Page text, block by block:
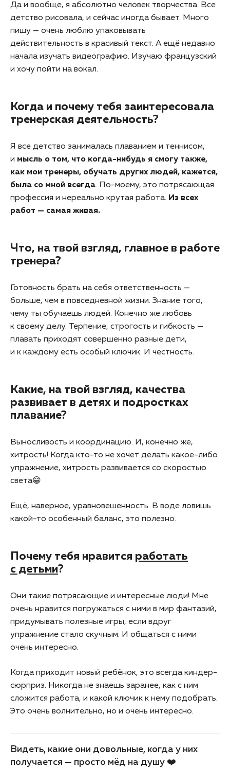
Да и вообще, я абсолютно человек творчества. Все
детство рисовала, и сейчас иногда бывает. Много
пишу — очень люблю упаковывать
действительность в красивый текст. А ещё недавно
начала изучать видеографию. Изучаю французский
и хочу пойти на вокал.
Когда и почему тебя заинтересовала
тренерская деятельность?
Я все детство занималась плаванием и теннисом,
и мысль о том, что когда-нибудь я смогу также,
как мои тренеры, обучать других людей, кажется,
была со мной всегда. По-моему, это потрясающая
профессия и нереально крутая работа. Из всех
работ — самая живая.
Что, на твой взгляд, главное в работе
тренера?
Готовность брать на себя ответственность —
больше, чем в повседневной жизни. Знание того,
чему ты обучаешь людей. Конечно же любовь
к своему делу. Терпение, строгость и гибкость —
плавать приходят совершенно разные дети,
и к каждому есть особый ключик. И честность.
Какие, на твой взгляд, качества
развивает в детях и подростках
плавание?
Выносливость и координацию. И, конечно же,
хитрость! Когда кто-то не хочет делать какое-либо
упражнение, хитрость развивается со скоростью
света😁
Ещё, наверное, уравновешенность. В воде ловишь
какой-то особенный баланс, это полезно.
Почему тебя нравится работать
с детьми?
Они такие потрясающие и интересные люди! Мне
очень нравится погружаться с ними в мир фантазий,
придумывать полезные игры, если вдруг
упражнение стало скучным. И общаться с ними
очень интересно.
Когда приходит новый ребёнок, это всегда киндер-
сюрприз. Никогда не знаешь заранее, как с ним
сложится работа, и какой ключик к нему подобрать.
Это очень волнительно, но и очень интересно.
Видеть, какие они довольные, когда у них
получается — просто мёд на душу ❤️